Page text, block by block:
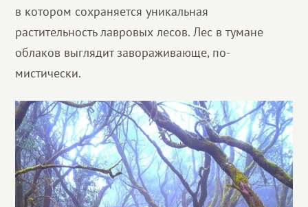
в котором сохраняется уникальная
растительность лавровых лесов. Лес в тумане
облаков выглядит завораживающе, по-
мистически.